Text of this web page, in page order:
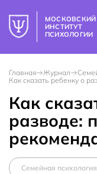
МОСКОВСКИЙ
ИНСТИТУТ
ПСИХОЛОГИИ
Главная Журнал
Как сказать ребенку о
Как
разводе:
Семейная психология